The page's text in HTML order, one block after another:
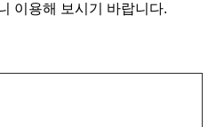
이용해 보시기 바랍니다.